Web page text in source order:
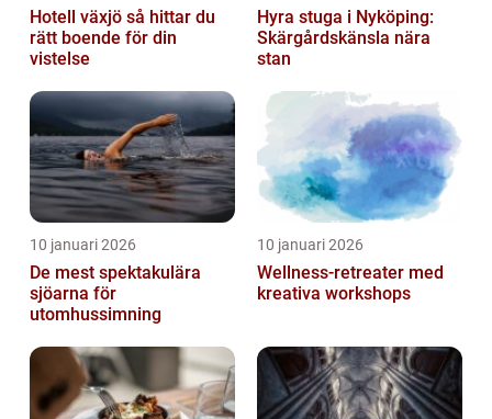
Hotell växjö så hittar du
rätt boende för din
vistelse
Hyra stuga i Nyköping:
Skärgårdskänsla nära
stan
10 januari 2026
De mest spektakulära
sjöarna för
utomhussimning
10 januari 2026
Wellness-retreater med
kreativa workshops